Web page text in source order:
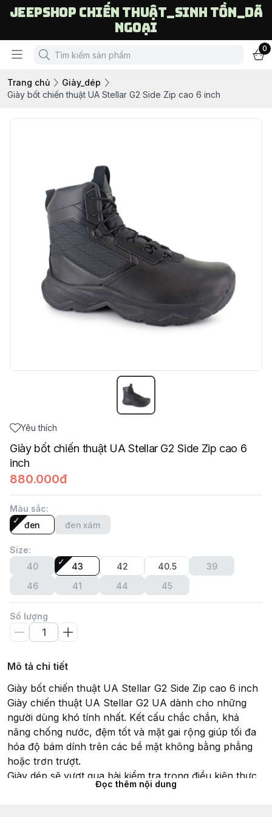
Jeepshop chiến thuật_sinh tồn_dã
ngoại
0
Trang chủ
Giày_dép
Giày bốt chiến thuật UA Stellar G2 Side Zip cao 6 inch
Yêu thích
Giày bốt chiến thuật UA Stellar G2 Side Zip cao 6
inch
880.000đ
Màu sắc:
đen
đen xám
Size:
40
43 42 40.5
39
46
41 44 45
Số lượng
Mô tả chi tiết
Giày bốt chiến thuật UA Stellar G2 Side Zip cao 6 inch
Giày chiến thuật UA Stellar G2 UA dành cho những
người dùng khó tính nhất. Kết cấu chắc chắn, khả
năng chống nước, đệm tốt và mặt gai rộng giúp tối đa
hóa độ bám dính trên các bề mặt không bằng phẳng
hoặc trơn trượt.
Giày dép sẽ vượt qua bài kiểm tra trong điều kiện thực
địa khó khăn. Phần trên được làm bằng da hạt chất
Đọc thêm nội dung